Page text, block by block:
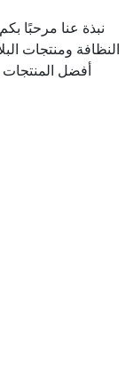
نبذة عنا مرحبًا
النظافة ومنتجات
أفضل المنتجات